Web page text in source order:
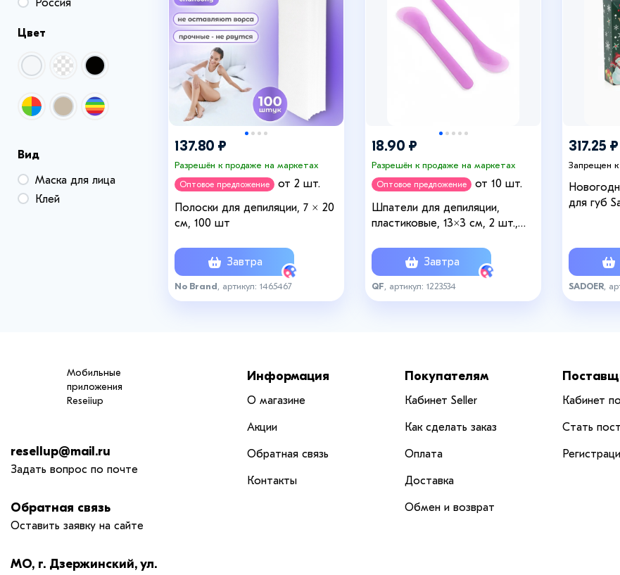
Россия
Цвет
Вид
Маска для лица
Клей
137.80 ₽
Разрешён к продаже на маркетах
Оптовое предложение
от 2 шт.
Полоски для депиляции, 7 × 20
см, 100 шт
Завтра
No Brand , артикул: 1465467
18.90 ₽
Разрешён к продаже на маркетах
Оптовое предложение
от 10 шт.
Шпатели для депиляции,
пластиковые, 13×3 см, 2 шт.,
Завтра
QF , артикул: 1223534
317.25 ₽
Запрещен
для губ
SADOER ,
Мобильные
приложения
Reseiiup
resellup@mail.ru
Задать вопрос по почте
Обратная связь
Оставить заявку на сайте
МО, г. Дзержинский, ул.
Информация
О магазине
Акции
Обратная связь
Контакты
Покупателям
Кабинет Seller
Как сделать заказ
Оплата
Доставка
Обмен и возврат
Кабинет
Стать